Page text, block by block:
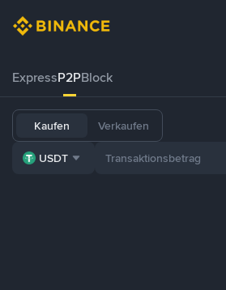
ExpressP2PBlock
Kaufen Verkaufen
USDT